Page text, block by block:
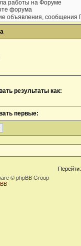
результаты как:
первые:
Перейти:
© phpBB Group